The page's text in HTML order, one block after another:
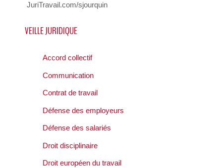
JuriTravail.com/sjourquin
VEILLE JURIDIQUE
Accord collectif
Communication
Contrat de travail
Défense des employeurs
Défense des salariés
Droit disciplinaire
Droit européen du travail